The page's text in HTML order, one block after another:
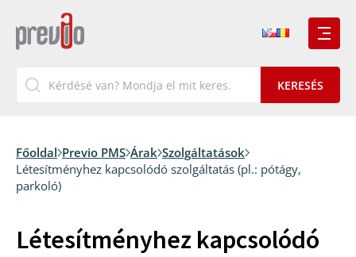
Főoldal Previo PMS Árak Szolgáltatások
Létesítményhez kapcsolódó szolgáltatás (pl.: pótágy,
parkoló)
Létesítményhez kapcsolódó